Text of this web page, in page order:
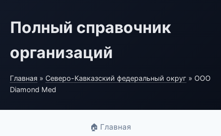
Полный справочник
организаций
Главная » Северо-Кавказский федеральный округ » ООО
Diamond Med
🏠 Главная